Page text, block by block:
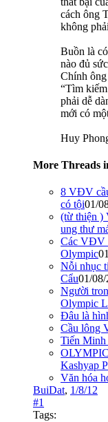
cách ông
không
Buồn là
nào đủ
Chính ông
“Tìm
phải dễ
mới có
Huy
More Threads
8 VĐV
có tội01/
(từ thiện )
ung thư
Các VĐV
Olympic
Nỗi nhục
Cẩu01/08/
Người
Olympic
Đâu là
Cầu lông
Tiến Minh
Kashyap
Văn hóa
BuiDat, 1/8/12
#1
Tags: